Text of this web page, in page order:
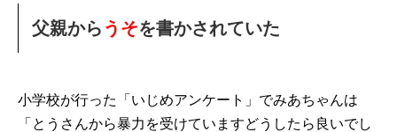
父親から うそを書かされていた
小学校が行った「いじめアンケート」でみあちゃんは
「とうさんから暴力を受けていますどうしたら良いでし